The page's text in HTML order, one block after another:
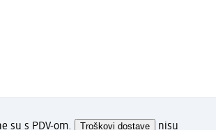
su s PDV-om. Troškovi dostave
nisu